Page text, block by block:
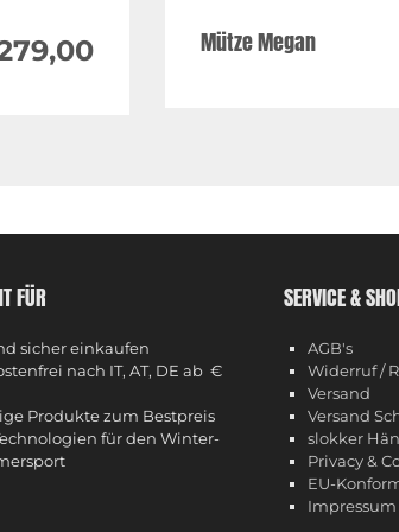
Mütze Megan
FÜR
sicher einkaufen
nach IT, AT, DE ab €
Produkte zum Bestpreis
für den Winter-
SERVICE &
AGB's
Widerruf /
Versand
Versand
slokker
Privacy &
EU-
Impressum